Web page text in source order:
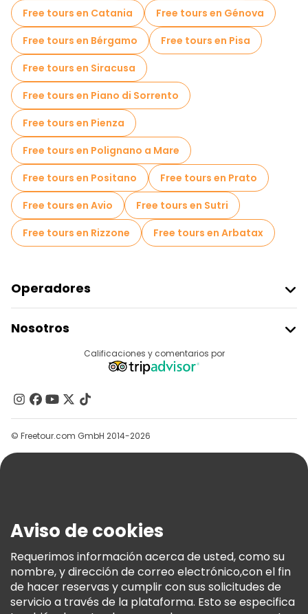
Free tours en Catania
Free tours en Génova
Free tours en Bérgamo
Free tours en Pisa
Free tours en Siracusa
Free tours en Piano di Sorrento
Free tours en Pienza
Free tours en Polignano a Mare
Free tours en Positano
Free tours en Prato
Free tours en Avio
Free tours en Sutri
Free tours en Rizzone
Free tours en Arbatax
Operadores
Acceder Como Proveedor
Programa De Afiliados
Nosotros
Contacto
Grupos
Ayuda
Términos E Información Legal
Política De Cookies
Freetour Premios
Programa De Fidelidad
Calificaciones y comentarios por
© Freetour.com GmbH 2014-2026
Aviso de cookies
Requerimos información acerca de usted, como su
nombre, y dirección de correo electrónico,con el fin
de hacer reservas y cumplir con sus solicitudes de
servicio a través de la plataforma. Esto se especifica